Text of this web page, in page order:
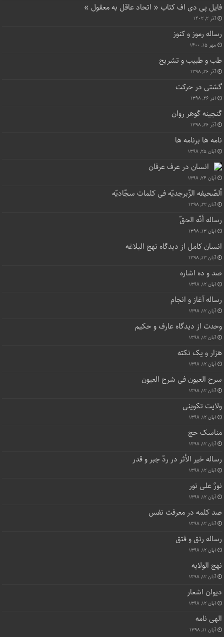
فایل پی دی اف کتاب « اتحاد عاقل به معقول »
آذر ۲, ۱۴۰۲
رساله رموز و کنوز
مهر ۱۵, ۱۴۰۰
طب و طبیب و تشریح
آذر ۲۶, ۱۳۹۸
گشتی در حرکت
آذر ۲۶, ۱۳۹۸
گنجینه گوهر روان
آذر ۲۶, ۱۳۹۸
نامه ها برنامه ها
آبان ۲۵, ۱۳۹۸
انسان در عرف عرفان
آبان ۲۴, ۱۳۹۸
ألصّحیفه الزّبرجدیّه فی کلمات سجّادیّه
آبان ۲۲, ۱۳۹۸
رساله أنّه الحقّ
آبان ۱۳, ۱۳۹۸
انسان کامل از دیدگاه نهج البلاغه
آبان ۱۳, ۱۳۹۸
صد و ده اشاره
آبان ۱۲, ۱۳۹۸
رساله آغاز و انجام
آبان ۱۲, ۱۳۹۸
وحدت از دیدگاه عارف و حکیم
آبان ۱۲, ۱۳۹۸
هزار و یک نکته
آبان ۱۲, ۱۳۹۸
سرح العیون فی شرح العیون
آبان ۱۲, ۱۳۹۸
ولایت تکوینی
آبان ۱۲, ۱۳۹۸
مناسک حج
آبان ۱۲, ۱۳۹۸
رساله خیر الأثر در ردّ جبر و قدر
آبان ۱۲, ۱۳۹۸
نورٌ علی نور
آبان ۱۲, ۱۳۹۸
صد کلمه در معرفت نفس
آبان ۱۲, ۱۳۹۸
رساله رتق و فتق
آبان ۱۲, ۱۳۹۸
نهج الولایه
آبان ۱۲, ۱۳۹۸
دیوان اشعار
آبان ۱۲, ۱۳۹۸
الهی نامه
آبان ۱۱, ۱۳۹۸